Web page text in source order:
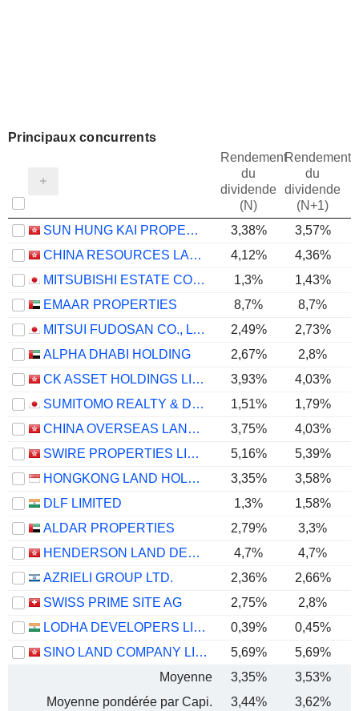
Principaux concurrents
Rendement
du
dividende
(N)
Rendement
du
dividende
(N+1)
SUN HUNG KAI PROPERTIES LIMITED 3,38% 3,57%
CHINA RESOURCES LAND LIMITED
4,12%
4,36%
MITSUBISHI ESTATE CO., LTD.
1,3% 1,43%
EMAAR PROPERTIES
8,7%
8,7%
MITSUI FUDOSAN CO., LTD.
2,49% 2,73%
ALPHA DHABI HOLDING
2,67%
2,8%
CK ASSET HOLDINGS LIMITED
3,93%
4,03%
SUMITOMO REALTY & DEVELOPMENT CO., LTD.
1,51% 1,79%
CHINA OVERSEAS LAND & INVESTMENT LIMITED
3,75% 4,03%
SWIRE PROPERTIES LIMITED
5,16% 5,39%
HONGKONG LAND HOLDINGS LIMITED
3,35% 3,58%
DLF LIMITED
1,3% 1,58%
ALDAR PROPERTIES
2,79%
3,3%
HENDERSON LAND DEVELOPMENT COMPANY LIMITED
4,7% 4,7%
AZRIELI GROUP LTD.
2,36%
2,66%
SWISS PRIME SITE AG
2,75% 2,8%
LODHA DEVELOPERS LIMITED
0,39% 0,45%
SINO LAND COMPANY LIMITED
5,69% 5,69%
Moyenne
3,35% 3,53%
Moyenne pondérée par Capi.
3,44% 3,62%